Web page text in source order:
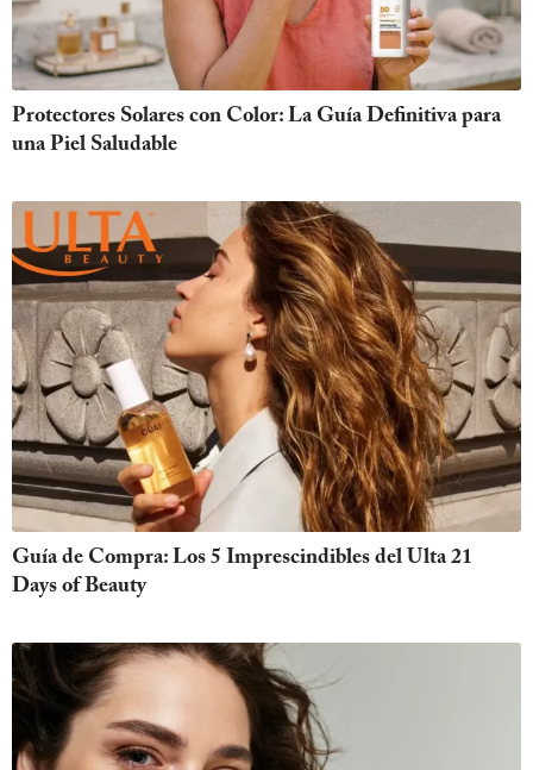
Protectores Solares con Color: La Guía Definitiva para
una Piel Saludable
Guía de Compra: Los 5 Imprescindibles del Ulta 21
Days of Beauty